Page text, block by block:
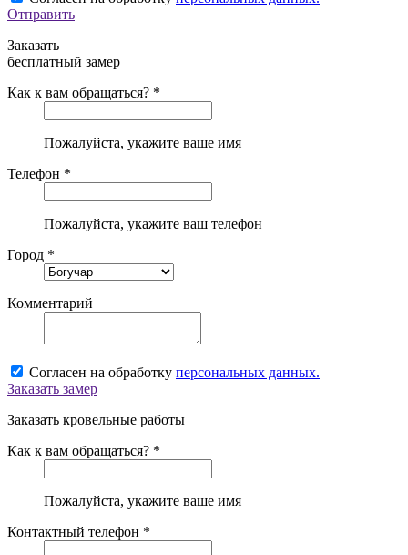
Отправить
Заказать
бесплатный замер
Как к вам обращаться? *
Пожалуйста, укажите ваше имя
Телефон *
Пожалуйста, укажите ваш телефон
Город *
Комментарий
Согласен на обработку персональных данных.
Заказать замер
Заказать кровельные работы
Как к вам обращаться? *
Пожалуйста, укажите ваше имя
Контактный телефон *